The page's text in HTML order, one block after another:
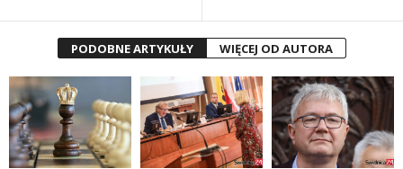
PODOBNE ARTYKUŁY WIĘCEJ OD AUTORA